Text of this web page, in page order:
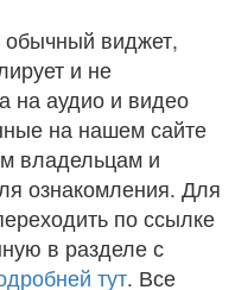
обычный виджет,
и не
на аудио и видео
на нашем сайте
владельцам и
ознакомления. Для
по ссылке
в разделе с
тут. Все